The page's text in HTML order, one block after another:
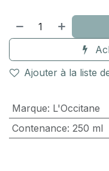
Ajouter à la liste
Marque: L'Occitane
Contenance: 250 ml